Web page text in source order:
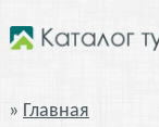
Главная